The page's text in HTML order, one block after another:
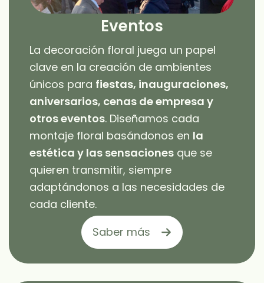
Eventos
La decoración floral juega un papel
clave en la creación de ambientes
únicos para fiestas, inauguraciones,
aniversarios, cenas de empresa y
otros eventos. Diseñamos cada
montaje floral basándonos en la
estética y las sensaciones que se
quieren transmitir, siempre
adaptándonos a las necesidades de
cada cliente.
Saber más